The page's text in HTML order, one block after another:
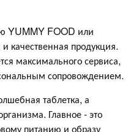
YUMMY FOOD или
качественная продукция.
максимального сервиса,
сопровождением.
таблетка, а
Главное - это
питанию и образу